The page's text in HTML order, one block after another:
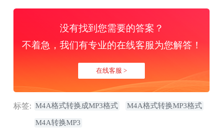
没有找到您需要的答案？
不着急，我们有专业的在线客服为您解答！
在线客服 >
标签: M4A格式转换成MP3格式 M4A格式转换MP3格式
M4A转换MP3